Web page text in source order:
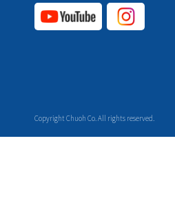
Copyright Chuoh Co. All rights reserved.